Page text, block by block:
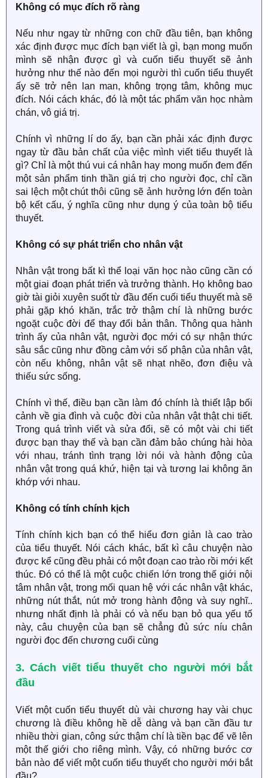
Không có mục đích rõ ràng
Nếu như ngay từ những con chữ đầu tiên, bạn không
xác định được mục đích bạn viết là gì, bạn mong muốn
mình sẽ nhận được gì và cuốn tiểu thuyết sẽ ảnh
hưởng như thế nào đến mọi người thì cuốn tiểu thuyết
ấy sẽ trở nên lan man, không trọng tâm, không mục
đích. Nói cách khác, đó là một tác phẩm văn học nhàm
chán, vô giá trị.
Chính vì những lí do ấy, bạn cần phải xác định được
ngay từ đầu bản chất của việc mình viết tiểu thuyết là
gì? Chỉ là một thú vui cá nhân hay mong muốn đem đến
một sản phẩm tinh thần giá trị cho người đọc, chỉ cần
sai lệch một chút thôi cũng sẽ ảnh hưởng lớn đến toàn
bộ kết cấu, ý nghĩa cũng như dụng ý của toàn bộ tiểu
thuyết.
Không có sự phát triển cho nhân vật
Nhân vật trong bất kì thể loại văn học nào cũng cần có
một giai đoạn phát triển và trưởng thành. Họ không bao
giờ tài giỏi xuyên suốt từ đầu đến cuối tiểu thuyết mà sẽ
phải gặp khó khăn, trắc trở thậm chí là những bước
ngoặt cuộc đời để thay đổi bản thân. Thông qua hành
trình ấy của nhân vật, người đọc mới có sự nhận thức
sâu sắc cũng như đồng cảm với số phận của nhân vật,
còn nếu không, nhân vật sẽ nhạt nhẽo, đơn điệu và
thiếu sức sống.
Chính vì thế, điều bạn cần làm đó chính là thiết lập bối
cảnh về gia đình và cuộc đời của nhân vật thật chi tiết.
Trong quá trình viết và sửa đổi, sẽ có một vài chi tiết
được bạn thay thế và bạn cần đảm bảo chúng hài hòa
với nhau, tránh tình trạng lời nói và hành động của
nhân vật trong quá khứ, hiện tại và tương lai không ăn
khớp với nhau.
Không có tính chính kịch
Tính chính kịch bạn có thể hiểu đơn giản là cao trào
của tiểu thuyết. Nói cách khác, bất kì câu chuyện nào
được kể cũng đều phải có một đoạn cao trào rồi mới kết
thúc. Đó có thể là một cuộc chiến lớn trong thế giới nội
tâm nhân vật, trong mối quan hệ với các nhân vật khác,
những nút thắt, nút mở trong hành động và suy nghĩ..
nhưng nhất định là phải có và nếu bạn bỏ qua yếu tố
này, câu chuyện của bạn sẽ chẳng đủ sức níu chân
người đọc đến chương cuối cùng
3. Cách viết tiểu thuyết cho người mới bắt
đầu
Viết một cuốn tiểu thuyết dù vài chương hay vài chục
chương là điều không hề dễ dàng và bạn cần đầu tư
nhiều thời gian, công sức thậm chí là tiền bạc để vẽ lên
một thế giới cho riêng mình. Vậy, có những bước cơ
bản nào để viết một cuốn tiểu thuyết cho người mới bắt
đầu?